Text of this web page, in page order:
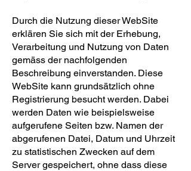
Durch die Nutzung dieser WebSite
erklären Sie sich mit der Erhebung,
Verarbeitung und Nutzung von Daten
gemäss der nachfolgenden
Beschreibung einverstanden. Diese
WebSite kann grundsätzlich ohne
Registrierung besucht werden. Dabei
werden Daten wie beispielsweise
aufgerufene Seiten bzw. Namen der
abgerufenen Datei, Datum und Uhrzeit
zu statistischen Zwecken auf dem
Server gespeichert, ohne dass diese